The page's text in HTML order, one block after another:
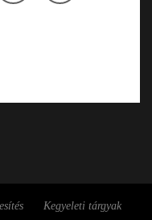
Kegyeleti tárgyak